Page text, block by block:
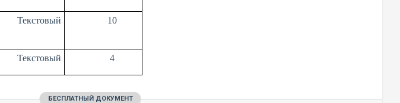
Текстовый 10
Текстовый 4
БЕСПЛАТНЫЙ ДОКУМЕНТ